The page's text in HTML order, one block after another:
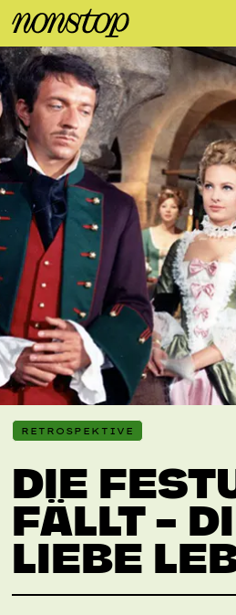
RETROSPEKTIVE
DIE
FÄLLT –
LIEBE